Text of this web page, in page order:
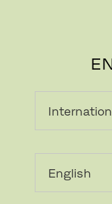
위시리스트에 추가하